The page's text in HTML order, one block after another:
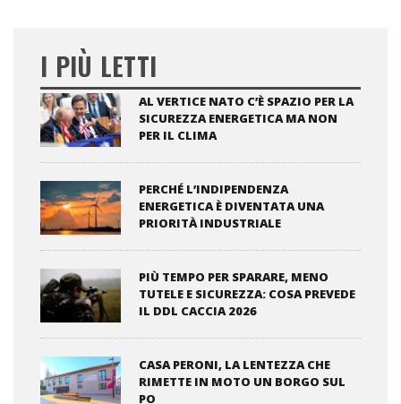
I PIÙ LETTI
AL VERTICE NATO C’È SPAZIO PER LA
SICUREZZA ENERGETICA MA NON
PER IL CLIMA
PERCHÉ L’INDIPENDENZA
ENERGETICA È DIVENTATA UNA
PRIORITÀ INDUSTRIALE
PIÙ TEMPO PER SPARARE, MENO
TUTELE E SICUREZZA: COSA PREVEDE
IL DDL CACCIA 2026
CASA PERONI, LA LENTEZZA CHE
RIMETTE IN MOTO UN BORGO SUL
PO